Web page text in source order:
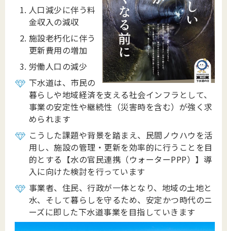
人口減少に伴う料
金収入の減収
施設老朽化に伴う
更新費用の増加
労働人口の減少
下水道は、市民の
暮らしや地域経済を支える社会インフラとして、
事業の安定性や継続性（災害時を含む）が強く求
められます
こうした課題や背景を踏まえ、民間ノウハウを活
用し、施設の管理・更新を効率的に行うことを目
的とする【水の官民連携（ウォーターPPP）】導
入に向けた検討を行っています
事業者、住民、行政が一体となり、地域の土地と
水、そして暮らしを守るため、安定かつ時代のニ
ーズに即した下水道事業を目指していきます